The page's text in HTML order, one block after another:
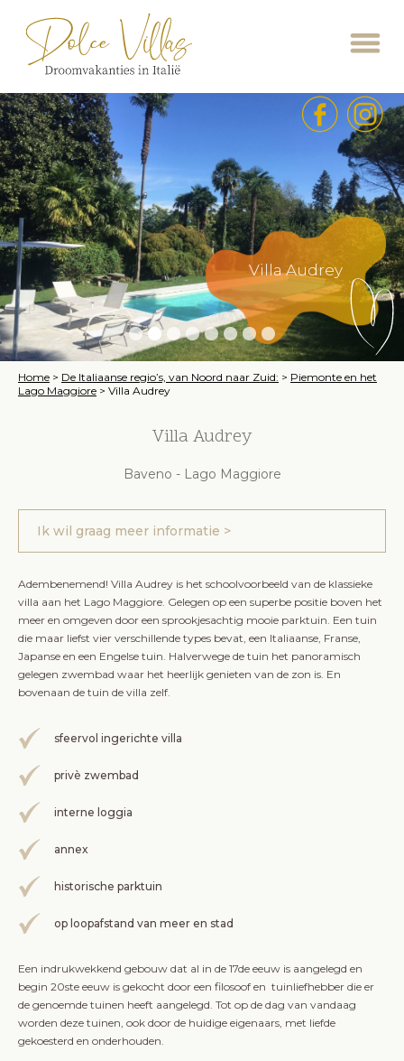
Villa Audrey
Home > De Italiaanse regio’s, van Noord naar Zuid: > Piemonte en het
Lago Maggiore > Villa Audrey
Villa Audrey
Baveno - Lago Maggiore
Ik wil graag meer informatie >
Adembenemend! Villa Audrey is het schoolvoorbeeld van de klassieke
villa aan het Lago Maggiore. Gelegen op een superbe positie boven het
meer en omgeven door een sprookjesachtig mooie parktuin. Een tuin
die maar liefst vier verschillende types bevat, een Italiaanse, Franse,
Japanse en een Engelse tuin. Halverwege de tuin het panoramisch
gelegen zwembad waar het heerlijk genieten van de zon is. En
bovenaan de tuin de villa zelf.
sfeervol ingerichte villa
privè zwembad
interne loggia
annex
historische parktuin
op loopafstand van meer en stad
Een indrukwekkend gebouw dat al in de 17de eeuw is aangelegd en
begin 20ste eeuw is gekocht door een filosoof en tuinliefhebber die er
de genoemde tuinen heeft aangelegd. Tot op de dag van vandaag
worden deze tuinen, ook door de huidige eigenaars, met liefde
gekoesterd en onderhouden.